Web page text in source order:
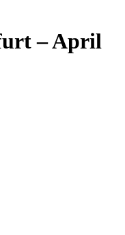
– April